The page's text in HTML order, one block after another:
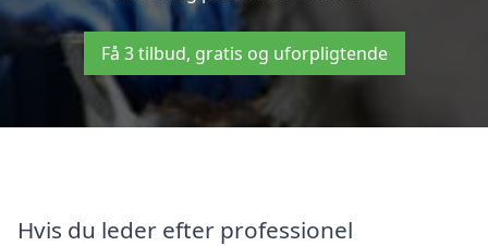
Få 3 tilbud, gratis og uforpligtende
Hvis du leder efter professionel